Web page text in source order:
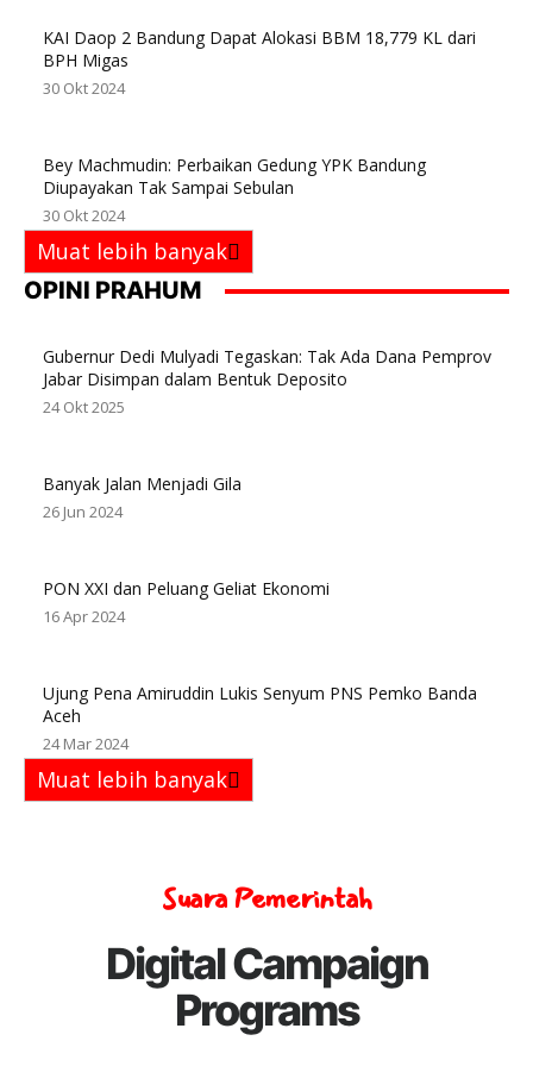
KAI Daop 2 Bandung Dapat Alokasi BBM 18,779 KL dari
BPH Migas
30 Okt 2024
Bey Machmudin: Perbaikan Gedung YPK Bandung
Diupayakan Tak Sampai Sebulan
30 Okt 2024
Muat lebih banyak
OPINI PRAHUM
Gubernur Dedi Mulyadi Tegaskan: Tak Ada Dana Pemprov
Jabar Disimpan dalam Bentuk Deposito
24 Okt 2025
Banyak Jalan Menjadi Gila
26 Jun 2024
PON XXI dan Peluang Geliat Ekonomi
16 Apr 2024
Ujung Pena Amiruddin Lukis Senyum PNS Pemko Banda
Aceh
24 Mar 2024
Muat lebih banyak
Suara Pemerintah
Digital Campaign
Programs